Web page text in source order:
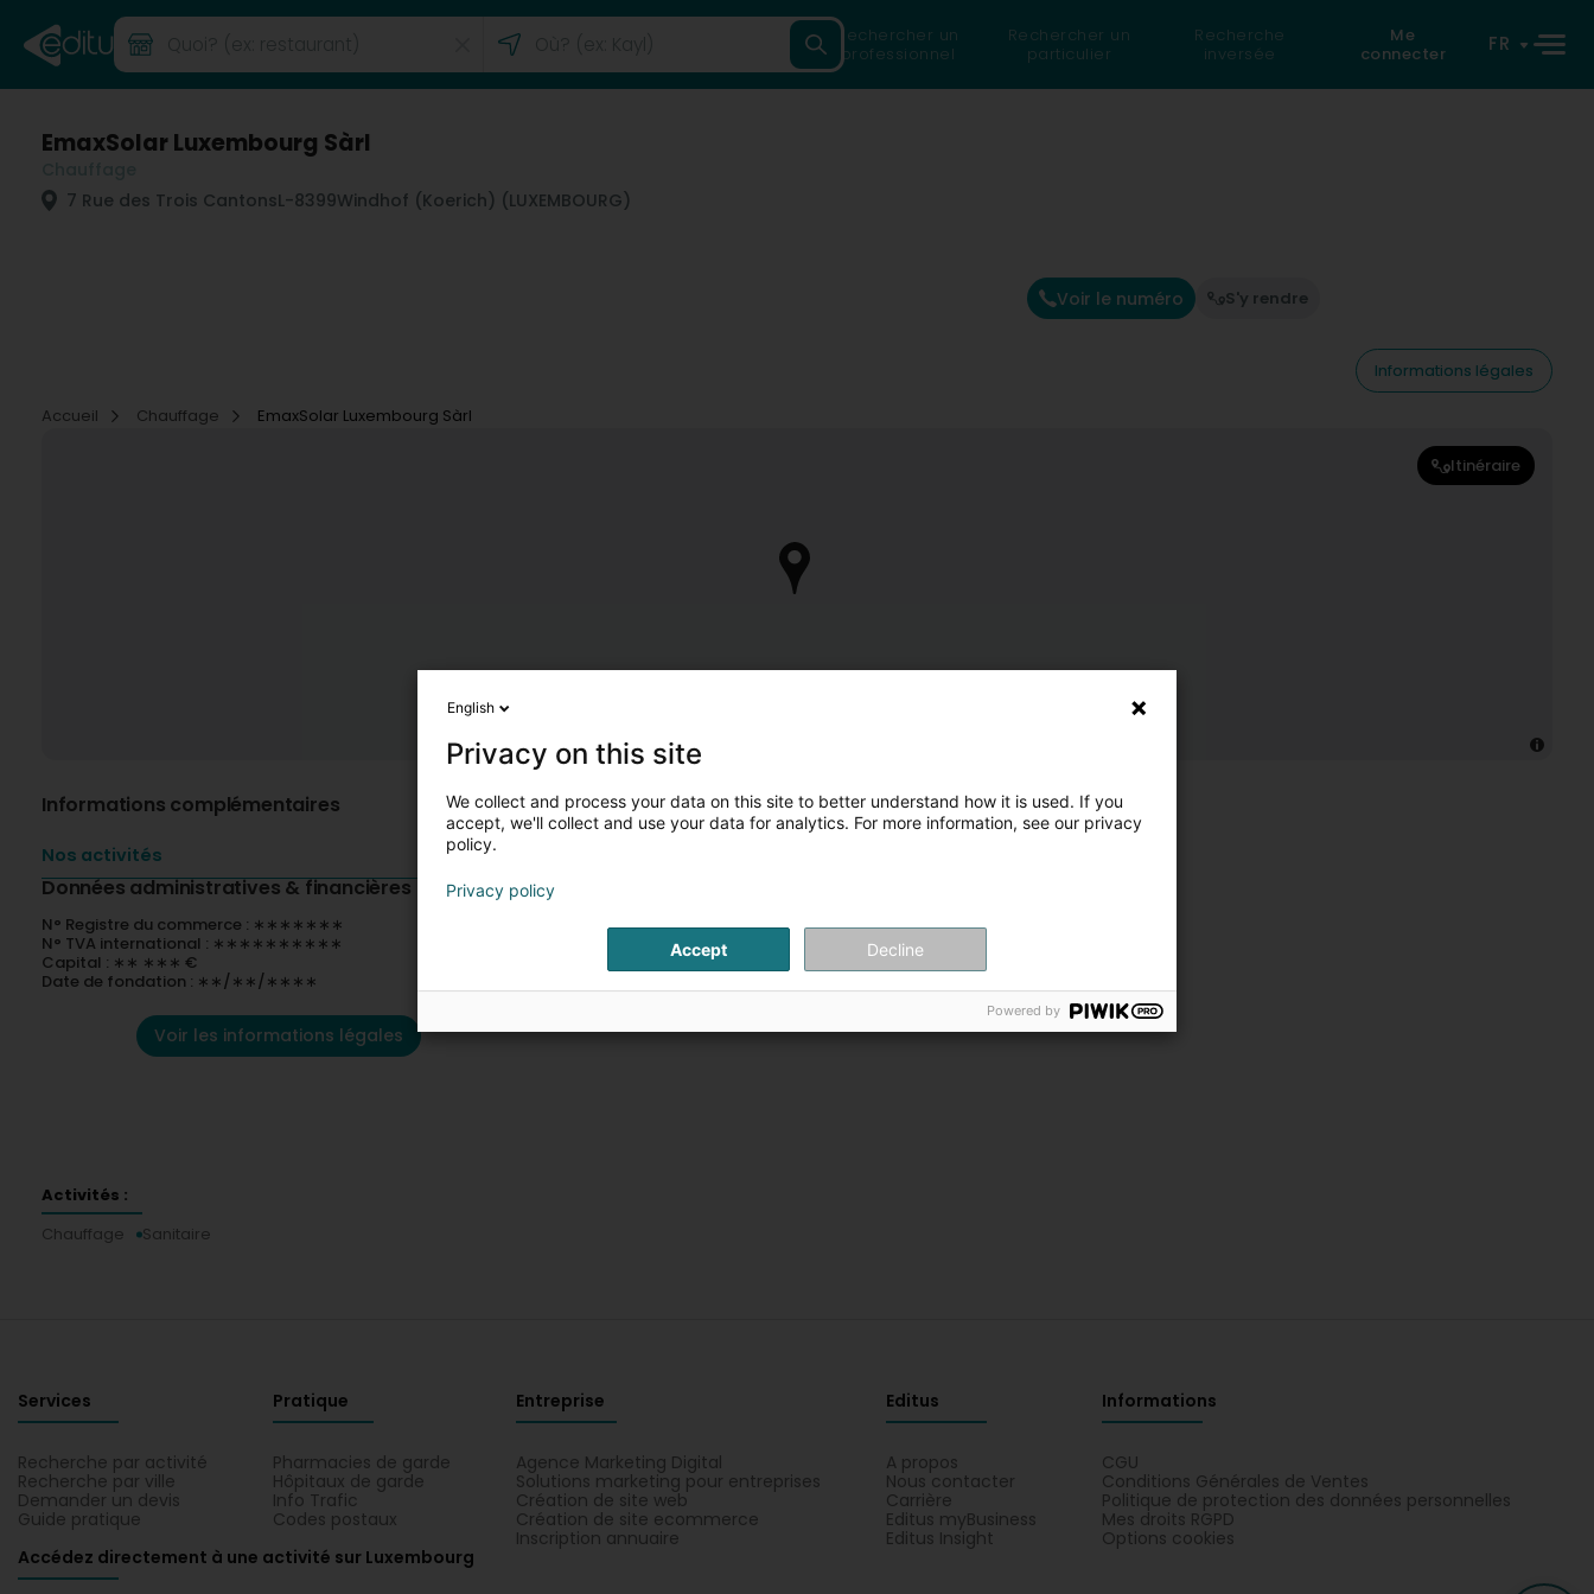
Rechercher un
professionnel
Rechercher un
particulier
Recherche
inversée
Me
connecter
FR
EmaxSolar Luxembourg Sàrl
7 Rue des Trois CantonsL-8399Windhof (Koerich) (LUXEMBOURG)
Voir le numéro S'y rendre
Informations légales
Accueil
Chauffage EmaxSolar Luxembourg Sàrl
Itinéraire
Informations complémentaires
Nos activités
Données administratives & financières
N° Registre du commerce : ∗∗∗∗∗∗∗
N° TVA international : ∗∗∗∗∗∗∗∗∗∗
Capital : ∗∗ ∗∗∗ €
Date de fondation : ∗∗/∗∗/∗∗∗∗
Voir les informations légales
Activités :
Chauffage
Sanitaire
Services
Recherche par activité
Recherche par ville
Demander un devis
Guide pratique
Pratique
Pharmacies de garde
Hôpitaux de garde
Info Trafic
Codes postaux
Entreprise
Agence Marketing Digital
Solutions marketing pour entreprises
Création de site web
Création de site ecommerce
Inscription annuaire
Editus
A propos
Nous contacter
Carrière
Editus myBusiness
Editus Insight
Informations
CGU
Conditions Générales de Ventes
Politique de protection des données personnelles
Mes droits RGPD
Options cookies
Accédez directement à une activité sur Luxembourg
English
Privacy on this site
We collect and process your data on this site to better understand how it is used. If you
accept, we'll collect and use your data for analytics. For more information, see our privacy
policy.
Privacy policy
Accept Decline
Powered by